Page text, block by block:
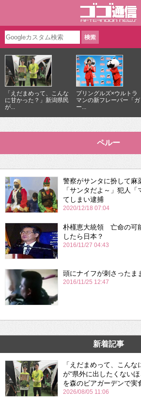
「えだまめって、こんな
に甘かった？」新潟県民
が...
プリングルズ×ウルトラ
マンの新フレーバー「ガ
ー...
ペルー
警察がサンタに扮して
「サンタだよ～」犯人
てしまい逮捕
2020/12/18 07:04
朴槿恵大統領 亡命の可
したら日本？
2016/11/27 04:43
頭にナイフが刺さったま
2016/11/25 12:47
新着記事
「えだまめって、こん
が“県外に出したくない
を森のビアガーデンで実
2026/08/05 11:06